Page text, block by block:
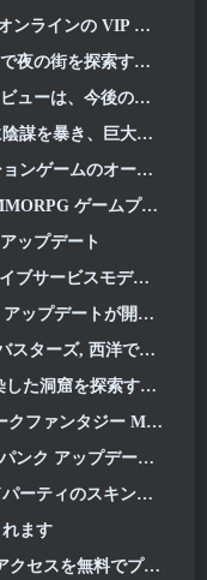
ーシップの値上げを発表
を探索する時間です
何が期待できるかを示しています
ましょうの最新アップデート
が発表, ミストフォールハンター
させ、CBT が 6 月にオープン 4
ップデート
と結びついているのか?
ーロード クラスが追加されました
ーズ, 西洋でも発売
索する準備をしましょう
The Uncrowned をチェックできます
で Icelake の霜に戻ります
ることを期待しないでください
ます
料でプレイしましょう